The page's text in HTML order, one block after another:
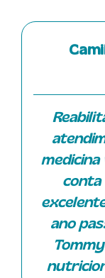
conta
ano